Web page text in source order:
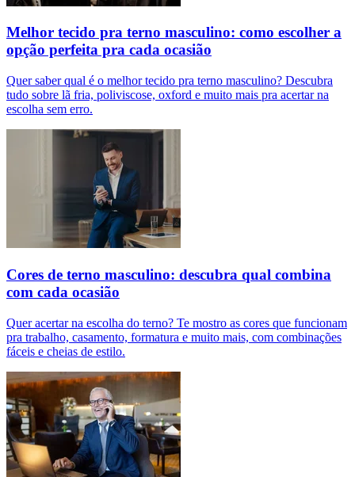
Melhor tecido pra terno masculino: como escolher a
opção perfeita pra cada ocasião
Quer saber qual é o melhor tecido pra terno masculino? Descubra
tudo sobre lã fria, poliviscose, oxford e muito mais pra acertar na
escolha sem erro.
Cores de terno masculino: descubra qual combina
com cada ocasião
Quer acertar na escolha do terno? Te mostro as cores que funcionam
pra trabalho, casamento, formatura e muito mais, com combinações
fáceis e cheias de estilo.